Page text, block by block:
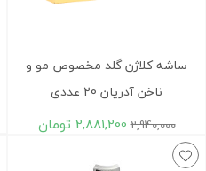
ساشه کلاژن گلد مخصوص مو و
ناخن آدریان 20 عددی
2,940,000
2,881,200 تومان